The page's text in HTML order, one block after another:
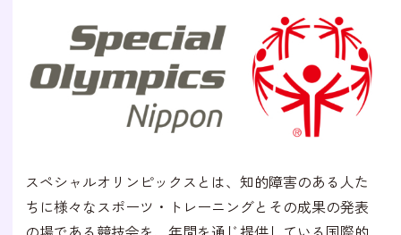
スペシャルオリンピックスとは、知的障害のある人た
ちに様々なスポーツ・トレーニングとその成果の発表